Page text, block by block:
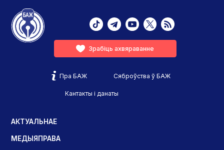
Зрабіць ахвяраванне
Пра БАЖ Сяброўства ў БАЖ
Кантакты і данаты
АКТУАЛЬНАЕ
МЕДЫЯПРАВА